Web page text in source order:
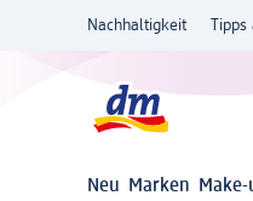
Nachhaltigkeit
Neu Marken Make-